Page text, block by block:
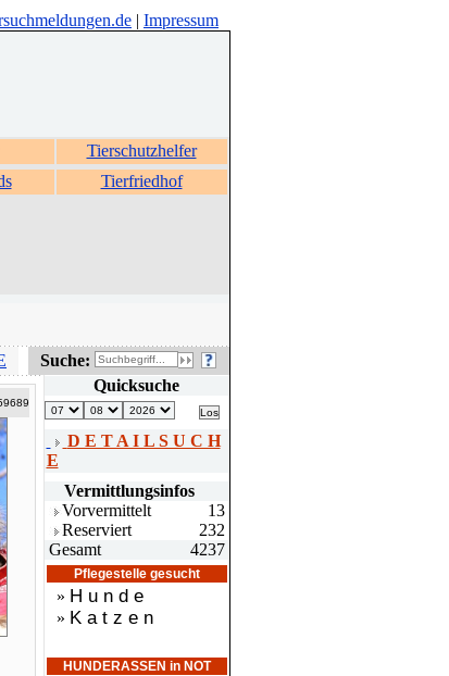
| Impressum
Tierschutzhelfer
Tierfriedhof
Suche:
Quicksuche
D E T A I L S U C H
E
Vermittlungsinfos
Vorvermittelt
13
Reserviert
232
Gesamt
4237
Pflegestelle gesucht
» H u n d e
» K a t z e n
HUNDERASSEN in NOT